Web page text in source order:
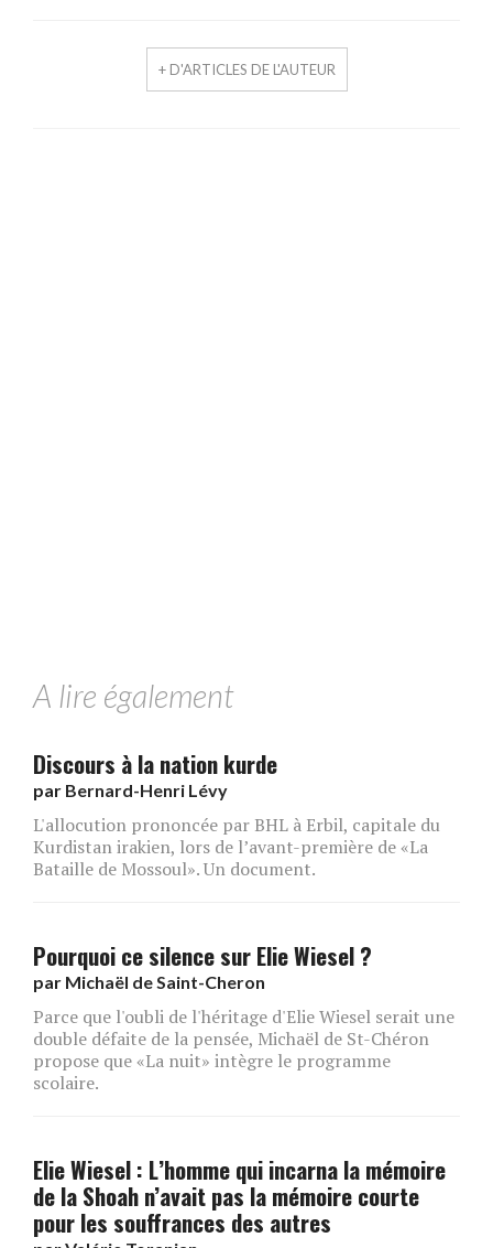
+ D'ARTICLES DE L'AUTEUR
A lire également
Discours à la nation kurde
par Bernard-Henri Lévy
L'allocution prononcée par BHL à Erbil, capitale du
Kurdistan irakien, lors de l’avant-première de «La
Bataille de Mossoul». Un document.
Pourquoi ce silence sur Elie Wiesel ?
par Michaël de Saint-Cheron
Parce que l'oubli de l'héritage d'Elie Wiesel serait une
double défaite de la pensée, Michaël de St-Chéron
propose que «La nuit» intègre le programme
scolaire.
Elie Wiesel : L’homme qui incarna la mémoire
de la Shoah n’avait pas la mémoire courte
pour les souffrances des autres